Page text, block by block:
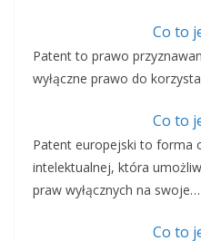
Co to
Patent to prawo
wyłączne prawo do
Co to
Patent europejski to forma
intelektualnej, która
praw wyłącznych na swoje…
Co to